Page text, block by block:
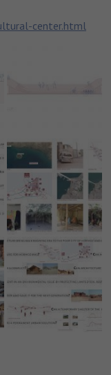
center.html